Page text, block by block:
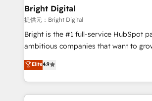
Partner 📆Founded in 1997
and chat agents, predictive
workflows • Salesforce + HubSpot
RevOps and AI-driven sales
design and CMS development • ERP
and CRM migration from any platform •
Client/member portals built on
Bright Digital
提供元：Bright Digital
Bright is the #1 full-service HubSpot
ambitious companies that want to
From HubSpot onboarding, to training,
developing a new website to lead
digital marketing; we do it all (and
results)! In short, our services include: - HubSpot
Elite4.9